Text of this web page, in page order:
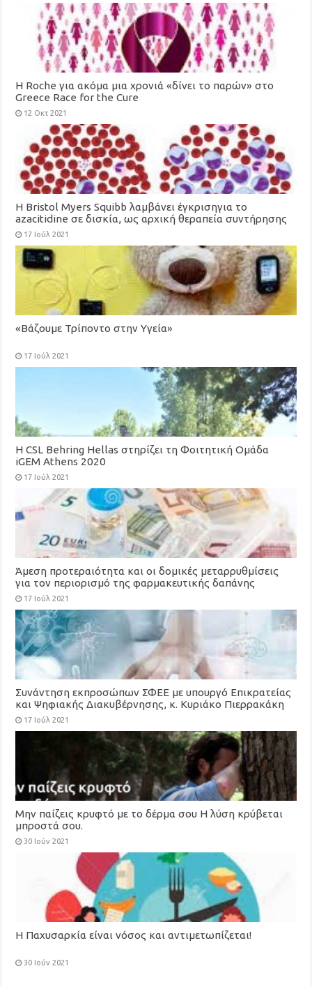
H Roche για ακόμα μια χρονιά «δίνει το παρών» στο
Greece Race for the Cure
12 Οκτ 2021
Η Bristol Myers Squibb λαμβάνει έγκρισηγια το
azacitidine σε δισκία, ως αρχική θεραπεία συντήρησης
για ενήλικες με οξεία μυελογενή λευχαιμία
17 Ιούλ 2021
«Βάζουμε Τρίποντο στην Υγεία»
17 Ιούλ 2021
H CSL Behring Hellas στηρίζει τη Φοιτητική Ομάδα
iGEM Athens 2020
17 Ιούλ 2021
Άμεση προτεραιότητα και οι δομικές μεταρρυθμίσεις
για τον περιορισμό της φαρμακευτικής δαπάνης
17 Ιούλ 2021
Συνάντηση εκπροσώπων ΣΦΕΕ με υπουργό Επικρατείας
και Ψηφιακής Διακυβέρνησης, κ. Κυριάκο Πιερρακάκη
17 Ιούλ 2021
Μην παίζεις κρυφτό με το δέρμα σου Η λύση κρύβεται
μπροστά σου.
30 Ιούν 2021
Η Παχυσαρκία είναι νόσος και αντιμετωπίζεται!
30 Ιούν 2021